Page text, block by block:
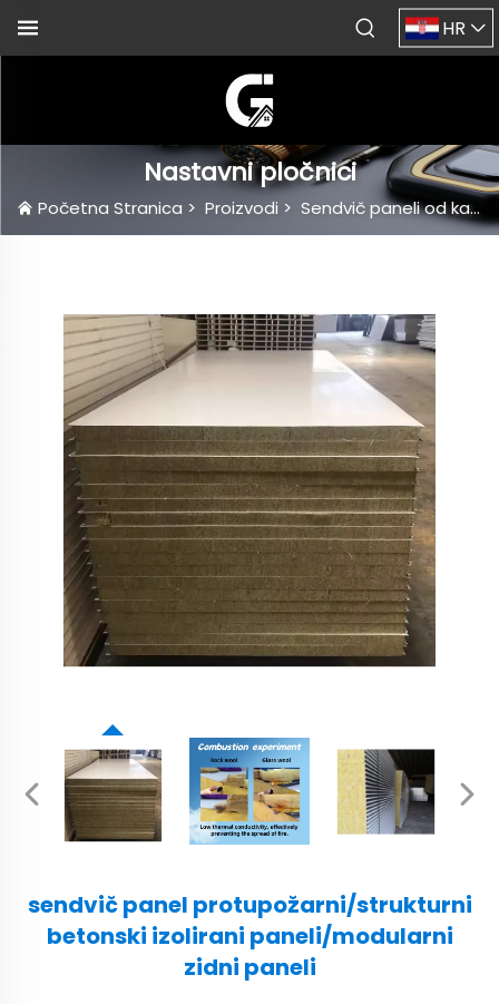
HR
Nastavni pločnici
Početna Stranica > Proizvodi > Sendvič paneli od kamene vune
sendvič panel protupožarni/strukturni
betonski izolirani paneli/modularni
zidni paneli